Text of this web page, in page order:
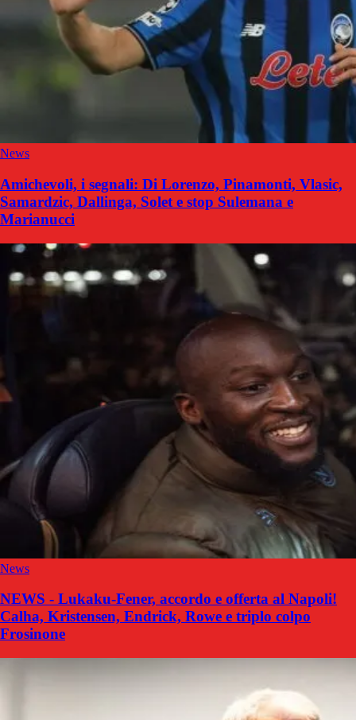
News
Amichevoli, i segnali: Di Lorenzo, Pinamonti, Vlasic,
Samardzic, Dallinga, Solet e stop Sulemana e
Marianucci
News
NEWS - Lukaku-Fener, accordo e offerta al Napoli!
Calha, Kristensen, Endrick, Rowe e triplo colpo
Frosinone